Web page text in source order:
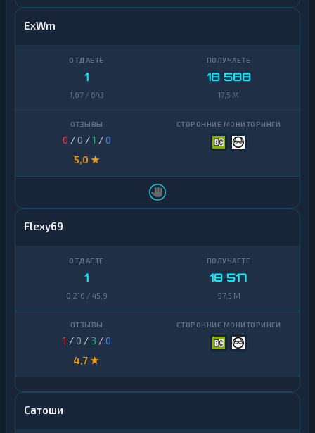
ExWm
1
1,67 / 643
18 588
17,5 M
0 / 0 /1 /0
5,0 ★
Flexy69
1
0,216 / 45,9
18 517
97,5 M
1 / 0 / 3 /0
4,7 ★
Сатоши